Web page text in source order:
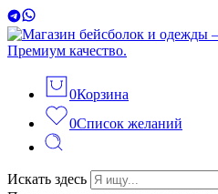
0Корзина
0Список желаний
Искать здесь